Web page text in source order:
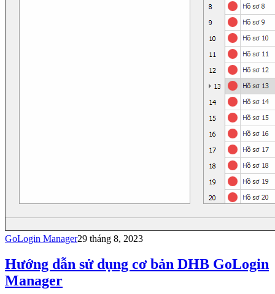
GoLogin Manager29 tháng 8, 2023
Hướng dẫn sử dụng cơ bản DHB GoLogin
Manager